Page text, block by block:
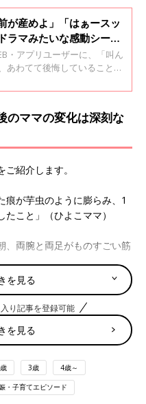
が産めよ」「はぁースッ
ラマみたいな感動シーン
時に母が叫んだ爆笑エピ
師さんからのアドバイス
・アプリユーザーに、「叫ん
あわてて後悔していることな
募集したところたくさんのエ
てありがとう」とつぶやい
っと厳しく、そしてシュール
心構えやバースプランの立て
のママの変化は深刻な
紹介します。
痕が芋虫のように膨らみ、1
こと」（ひよこママ）
、両腕と両足がものすごい筋
、ご飯が食べられませんでし
ら、授乳中でも飲める鎮痛剤
ていたので助かりました…」
なりました。ホットフラッ
もは8月生まれで暑かったの
（のん）
を見る
り記事を登録可能
を見る
3歳 4歳～
・子育てエピソード